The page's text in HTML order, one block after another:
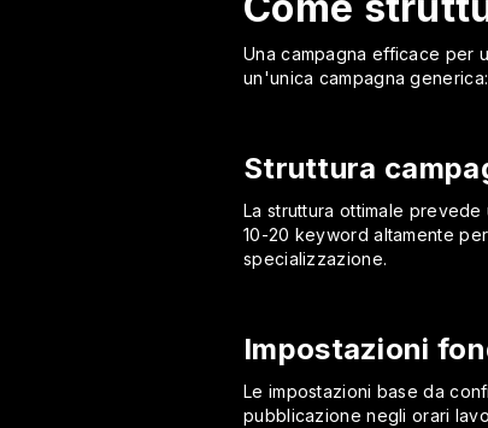
Una campagna efficace per
un'unica campagna
Struttura
La struttura ottimale
10-20 keyword altamente
specializzazione.
Impostazioni
Le impostazioni base da
pubblicazione negli orari